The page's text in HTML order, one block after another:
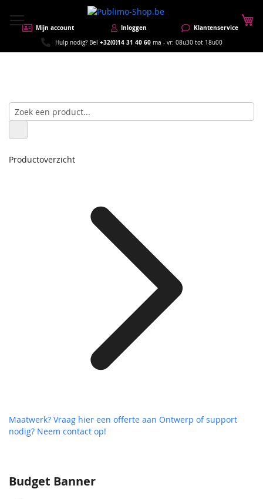
Mijn account Inloggen Klantenservice
Hulp nodig? Bel +32(0)14 31 40 60 ma - vr: 08u30 tot 18u00
Budget Banner
Productoverzicht
Maatwerk? Vraag hier een offerte aan Ontwerp of support
nodig? Neem contact op!